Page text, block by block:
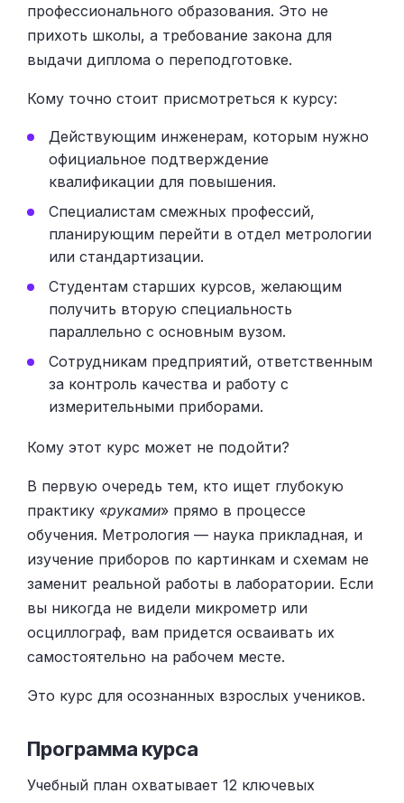
профессионального образования. Это не
прихоть школы, а требование закона для
выдачи диплома о переподготовке.
Кому точно стоит присмотреться к курсу:
Действующим инженерам, которым нужно
официальное подтверждение
квалификации для повышения.
Специалистам смежных профессий,
планирующим перейти в отдел метрологии
или стандартизации.
Студентам старших курсов, желающим
получить вторую специальность
параллельно с основным вузом.
Сотрудникам предприятий, ответственным
за контроль качества и работу с
измерительными приборами.
Кому этот курс может не подойти?
В первую очередь тем, кто ищет глубокую
практику «руками» прямо в процессе
обучения. Метрология — наука прикладная, и
изучение приборов по картинкам и схемам не
заменит реальной работы в лаборатории. Если
вы никогда не видели микрометр или
осциллограф, вам придется осваивать их
самостоятельно на рабочем месте.
Это курс для осознанных взрослых учеников.
Программа курса
Учебный план охватывает 12 ключевых